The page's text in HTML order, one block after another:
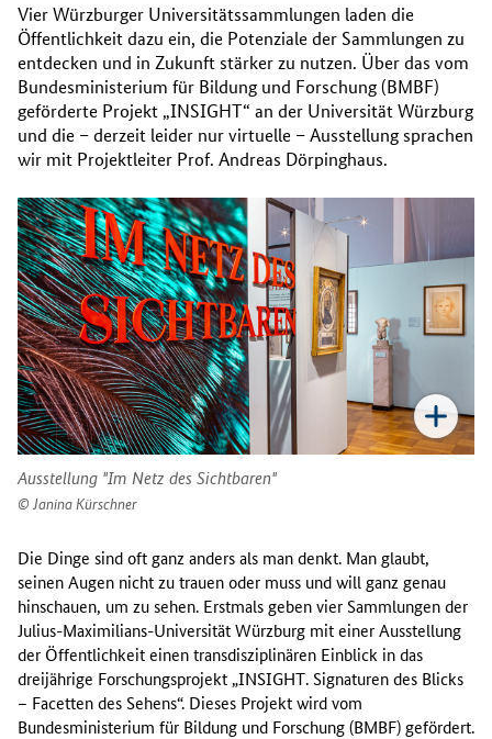
Vier Würzburger Universitätssammlungen laden die
Öffentlichkeit dazu ein, die Potenziale der Sammlungen zu
entdecken und in Zukunft stärker zu nutzen. Über das vom
Bundesministerium für Bildung und Forschung (BMBF)
geförderte Projekt „INSIGHT“ an der Universität Würzburg
und die – derzeit leider nur virtuelle – Ausstellung sprachen
wir mit Projektleiter Prof. Andreas Dörpinghaus.
Ausstellung "Im Netz des Sichtbaren"
Janina Kürschner
Die Dinge sind oft ganz anders als man denkt. Man glaubt,
seinen Augen nicht zu trauen oder muss und will ganz genau
hinschauen, um zu sehen. Erstmals geben vier Sammlungen der
Julius-Maximilians-Universität Würzburg mit einer Ausstellung
der Öffentlichkeit einen transdisziplinären Einblick in das
dreijährige Forschungsprojekt „INSIGHT. Signaturen des Blicks
– Facetten des Sehens“. Dieses Projekt wird vom
Bundesministerium für Bildung und Forschung (BMBF) gefördert.